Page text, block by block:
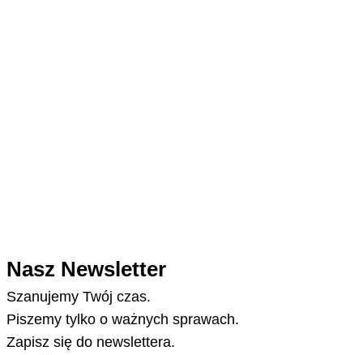
Nasz Newsletter
Szanujemy Twój czas.
Piszemy tylko o ważnych sprawach.
Zapisz się do newslettera.